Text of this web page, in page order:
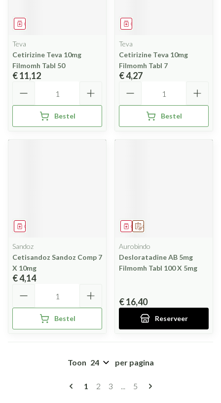
Geneesmiddel
Teva
Cetirizine Teva 10mg
Filmomh Tabl 50
€ 11,12
Bestel
Geneesmiddel
Teva
Cetirizine Teva 10mg
Filmomh Tabl 7
€ 4,27
Bestel
Geneesmiddel
Sandoz
Cetisandoz Sandoz Comp 7
X 10mg
€ 4,14
Bestel
Op voorschrift
Geneesmiddel
Aurobindo
Desloratadine AB 5mg
Filmomh Tabl 100 X 5mg
€ 16,40
Reserveer
Pagina's
U lees momenteel pagina
1 Pagina
2 Pagina
3 ... Pagina
5
Toon per pagina